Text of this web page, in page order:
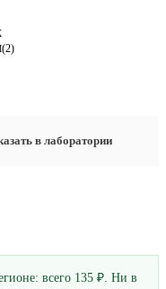
(2)
в лаборатории
всего 135 ₽. Ни в